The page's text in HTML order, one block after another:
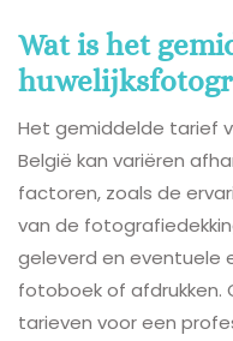
Wat is het
Het gemiddelde tarief
België kan variëren
factoren, zoals de
van de
geleverd en eventuele
fotoboek of afdrukken.
tarieven voor een